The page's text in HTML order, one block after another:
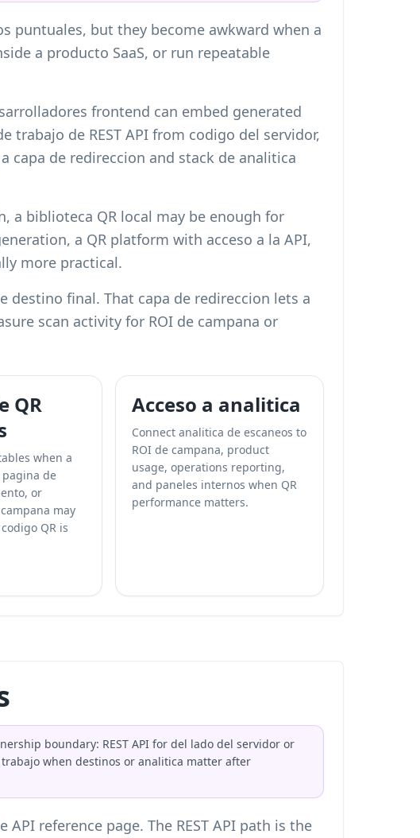
puntuales, but they become awkward when a
a producto SaaS, or run repeatable
frontend can embed generated
trabajo de REST API from codigo del servidor,
capa de redireccion and stack de analitica
a biblioteca QR local may be enough for
a QR platform with acceso a la API,
more practical.
destino final. That capa de redireccion lets a
scan activity for ROI de campana or
QR
when a
pagina de
or
may
QR is
Acceso a analitica
Connect analitica de escaneos to
ROI de campana, product
usage, operations reporting,
and paneles internos when QR
performance matters.
boundary: REST API for del lado del servidor or
when destinos or analitica matter after
reference page. The REST API path is the